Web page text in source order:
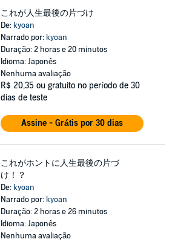
これが人生最後の片づけ
De: kyoan
Narrado por: kyoan
Duração: 2 horas e 20 minutos
Idioma: Japonês
Nenhuma avaliação
R$ 20,35 ou gratuito no período de 30
dias de teste
Assine - Grátis por 30 dias
これがホントに人生最後の片づ
け！？
De: kyoan
Narrado por: kyoan
Duração: 2 horas e 26 minutos
Idioma: Japonês
Nenhuma avaliação